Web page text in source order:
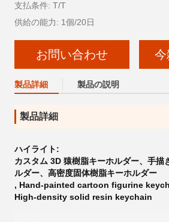
支払条件: T/T
供給の能力: 1個/20日
お問い合わせ 今
製品詳細 製品の説明
製品詳細
ハイライト:
カスタム 3D 猿樹脂キーホルダー、手描
ルダー、高密度固体樹脂キーホルダー
, Hand-painted cartoon figurine
High-density solid resin keychain